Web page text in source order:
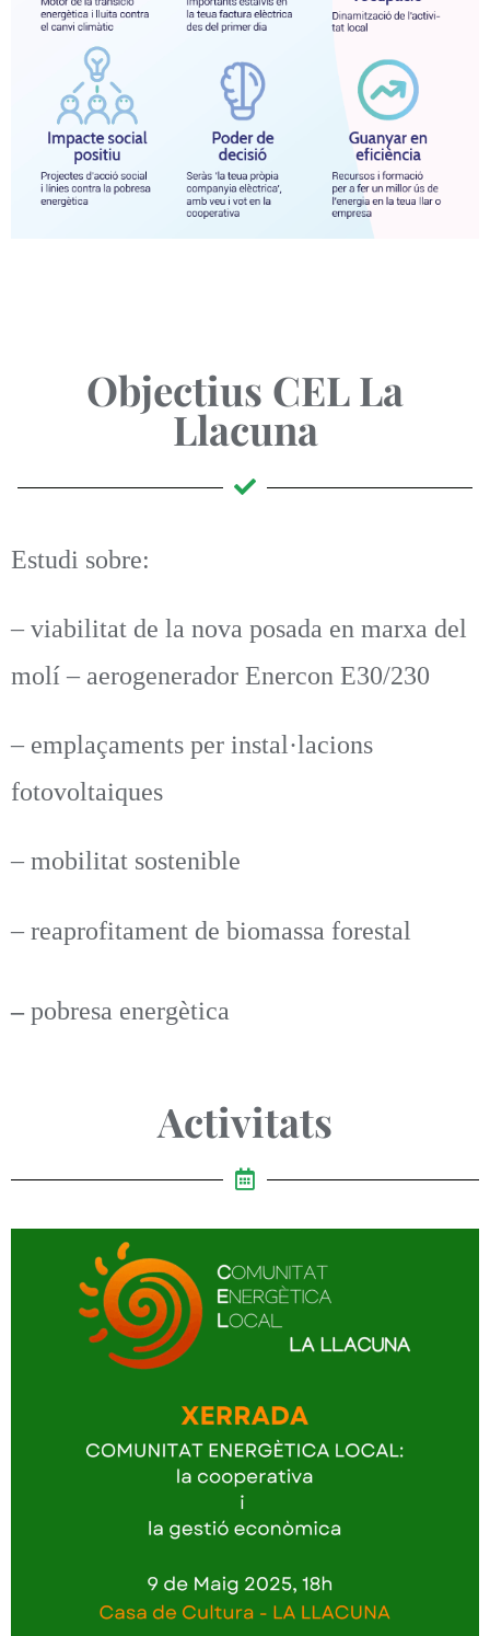
Objectius CEL La
Llacuna
Estudi sobre:
– viabilitat de la nova posada en marxa del
molí – aerogenerador Enercon E30/230
– emplaçaments per instal·lacions
fotovoltaiques
– mobilitat sostenible
– reaprofitament de biomassa forestal
–pobresa energètica
Activitats